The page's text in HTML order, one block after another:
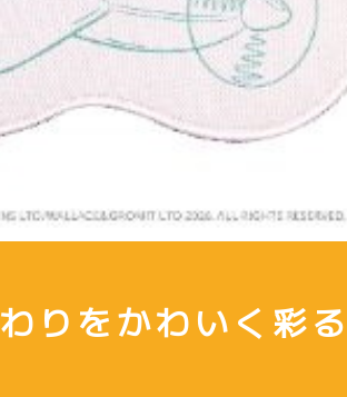
わりをかわいく彩